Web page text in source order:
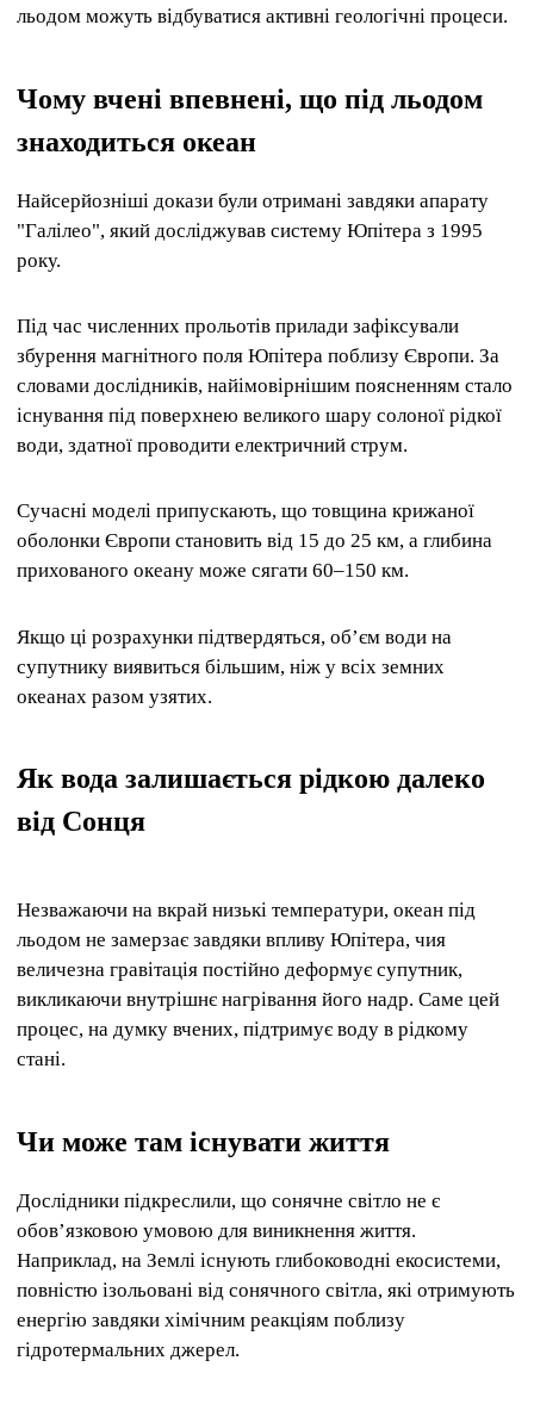
льодом можуть відбуватися активні геологічні процеси.
Чому вчені впевнені, що під льодом
знаходиться океан
Найсерйозніші докази були отримані завдяки апарату
"Галілео", який досліджував систему Юпітера з 1995
року.
Під час численних прольотів прилади зафіксували
збурення магнітного поля Юпітера поблизу Європи. За
словами дослідників, найімовірнішим поясненням стало
існування під поверхнею великого шару солоної рідкої
води, здатної проводити електричний струм.
Сучасні моделі припускають, що товщина крижаної
оболонки Європи становить від 15 до 25 км, а глибина
прихованого океану може сягати 60–150 км.
Якщо ці розрахунки підтвердяться, об’єм води на
супутнику виявиться більшим, ніж у всіх земних
океанах разом узятих.
Як вода залишається рідкою далеко
від Сонця
Незважаючи на вкрай низькі температури, океан під
льодом не замерзає завдяки впливу Юпітера, чия
величезна гравітація постійно деформує супутник,
викликаючи внутрішнє нагрівання його надр. Саме цей
процес, на думку вчених, підтримує воду в рідкому
стані.
Чи може там існувати життя
Дослідники підкреслили, що сонячне світло не є
обов’язковою умовою для виникнення життя.
Наприклад, на Землі існують глибоководні екосистеми,
повністю ізольовані від сонячного світла, які отримують
енергію завдяки хімічним реакціям поблизу
гідротермальних джерел.